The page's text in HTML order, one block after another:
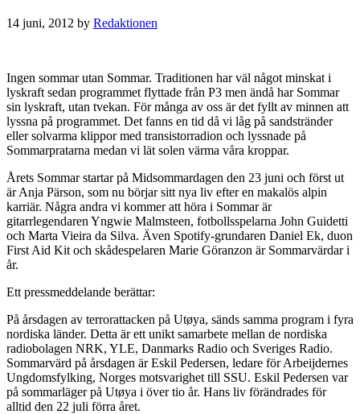
14 juni, 2012 by Redaktionen
Ingen sommar utan Sommar. Traditionen har väl något minskat i
lyskraft sedan programmet flyttade från P3 men ändå har Sommar
sin lyskraft, utan tvekan. För många av oss är det fyllt av minnen att
lyssna på programmet. Det fanns en tid då vi låg på sandstränder
eller solvarma klippor med transistorradion och lyssnade på
Sommarpratarna medan vi lät solen värma våra kroppar.
Årets Sommar startar på Midsommardagen den 23 juni och först ut
är Anja Pärson, som nu börjar sitt nya liv efter en makalös alpin
karriär. Några andra vi kommer att höra i Sommar är
gitarrlegendaren Yngwie Malmsteen, fotbollsspelarna John Guidetti
och Marta Vieira da Silva. Även Spotify-grundaren Daniel Ek, duon
First Aid Kit och skådespelaren Marie Göranzon är Sommarvärdar i
år.
Ett pressmeddelande berättar:
På årsdagen av terrorattacken på Utøya, sänds samma program i fyra
nordiska länder. Detta är ett unikt samarbete mellan de nordiska
radiobolagen NRK, YLE, Danmarks Radio och Sveriges Radio.
Sommarvärd på årsdagen är Eskil Pedersen, ledare för Arbeijdernes
Ungdomsfylking, Norges motsvarighet till SSU. Eskil Pedersen var
på sommarläger på Utøya i över tio år. Hans liv förändrades för
alltid den 22 juli förra året.